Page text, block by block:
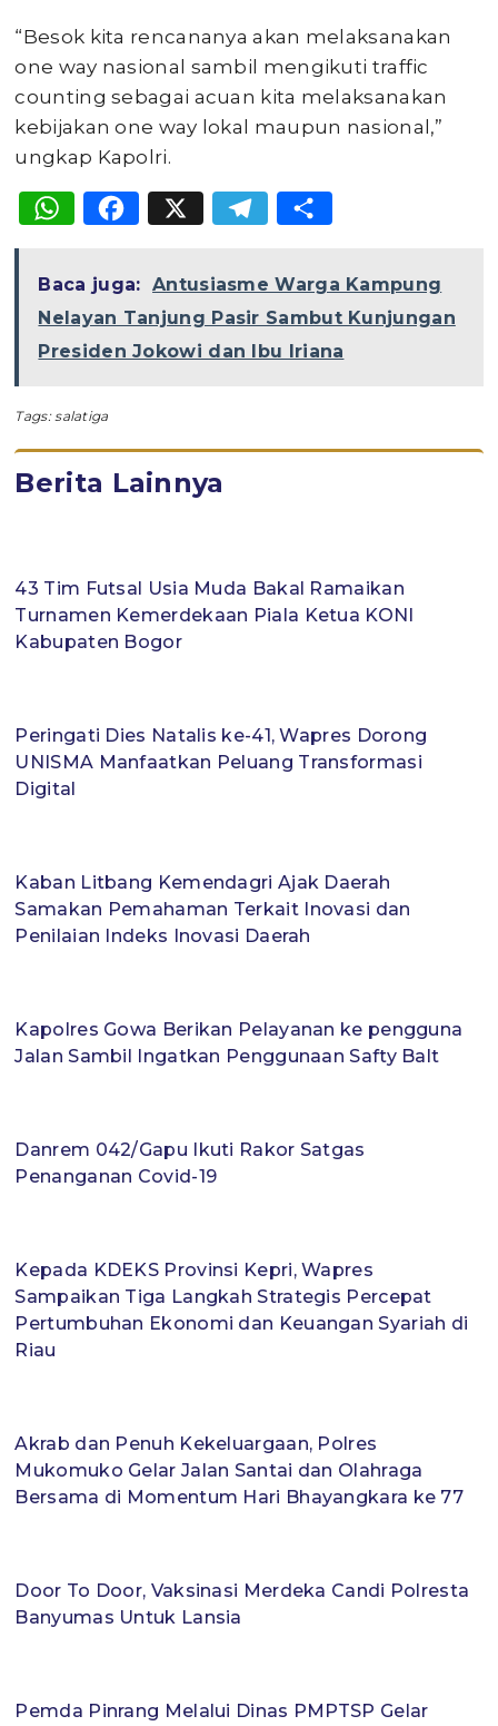
“Besok kita rencananya akan melaksanakan
one way nasional sambil mengikuti traffic
counting sebagai acuan kita melaksanakan
kebijakan one way lokal maupun nasional,”
ungkap Kapolri.
WhatsApp
Facebook
X Telegram
Baca juga: Antusiasme Warga Kampung
Nelayan Tanjung Pasir Sambut Kunjungan
Presiden Jokowi dan Ibu Iriana
Tags:salatiga
Berita Lainnya
‎43 Tim Futsal Usia Muda Bakal Ramaikan
Turnamen Kemerdekaan Piala Ketua KONI
Kabupaten Bogor
Peringati Dies Natalis ke-41, Wapres Dorong
UNISMA Manfaatkan Peluang Transformasi
Digital
Kaban Litbang Kemendagri Ajak Daerah
Samakan Pemahaman Terkait Inovasi dan
Penilaian Indeks Inovasi Daerah
Kapolres Gowa Berikan Pelayanan ke pengguna
Jalan Sambil Ingatkan Penggunaan Safty Balt
Danrem 042/Gapu Ikuti Rakor Satgas
Penanganan Covid-19
Kepada KDEKS Provinsi Kepri, Wapres
Sampaikan Tiga Langkah Strategis Percepat
Pertumbuhan Ekonomi dan Keuangan Syariah di
Riau
Akrab dan Penuh Kekeluargaan, Polres
Mukomuko Gelar Jalan Santai dan Olahraga
Bersama di Momentum Hari Bhayangkara ke 77
Door To Door, Vaksinasi Merdeka Candi Polresta
Banyumas Untuk Lansia
Pemda Pinrang Melalui Dinas PMPTSP Gelar